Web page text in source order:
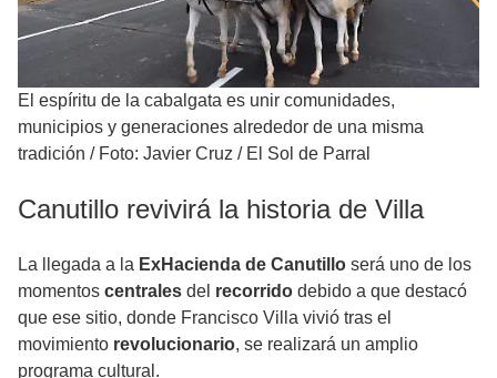
El espíritu de la cabalgata es unir comunidades,
municipios y generaciones alrededor de una misma
tradición / Foto: Javier Cruz / El Sol de Parral
Canutillo revivirá la historia de Villa
La llegada a la ExHacienda de Canutillo será uno de los
momentos centrales del recorrido debido a que destacó
que ese sitio, donde Francisco Villa vivió tras el
movimiento revolucionario, se realizará un amplio
programa cultural.